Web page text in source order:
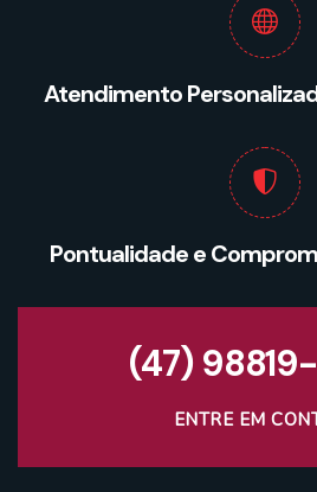
Atendimento
Pontualidade e
(47)
ENTRE EM